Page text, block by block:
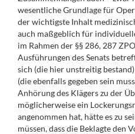
wesentliche Grundlage für
der wichtigste Inhalt
auch maßgeblich für
im Rahmen der §§ 286, 287
Ausführungen des Senats
sich (die hier unstreitig
(die ebenfalls gegeben sein
Anhörung des Klägers zu der
möglicherweise ein
angenommen hat, hätte es zu
müssen, dass die Beklagte den